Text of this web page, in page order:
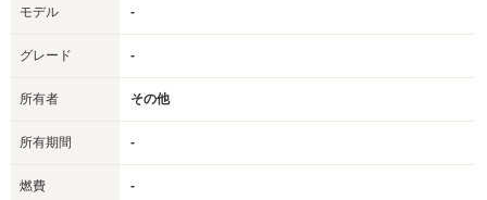
モデル -
グレード -
所有者 その他
所有期間 -
燃費 -